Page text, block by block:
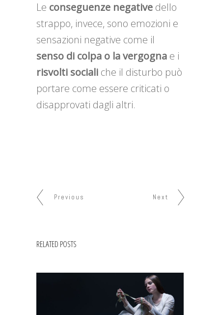
Le conseguenze negative dello
strappo, invece, sono emozioni e
sensazioni negative come il
senso di colpa o la vergogna e i
risvolti sociali che il disturbo può
portare come essere criticati o
disapprovati dagli altri.
Previous Next
RELATED POSTS